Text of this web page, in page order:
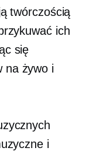
twórczością
ich
się
na żywo i
i